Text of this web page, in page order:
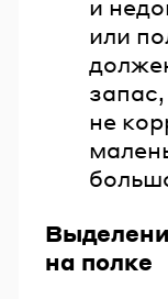
и
или
не
на полке